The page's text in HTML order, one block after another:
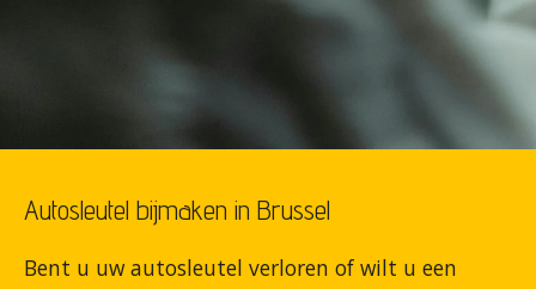
Autosleutel bijmaken in Brussel
Bent u uw autosleutel verloren of wilt u een